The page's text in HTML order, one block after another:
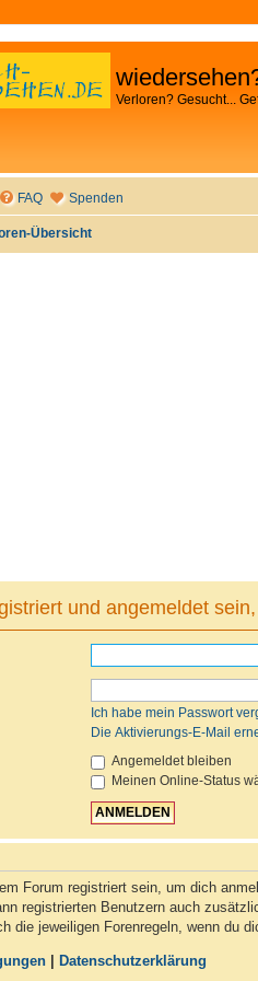
Verloren? Gesucht...
FAQ Spenden
Übersicht
und angemeldet
Ich habe mein Passwort
Die Aktivierungs-E-Mail
Angemeldet bleiben
Meinen Online-Status
Forum registriert sein, um dich
registrierten Benutzern auch
die jeweiligen Forenregeln, wenn du
Datenschutzerklärung